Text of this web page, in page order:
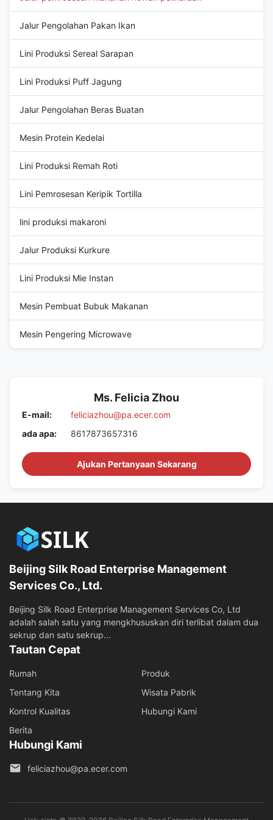
Jalur Pengolahan Pakan Ikan
Lini Produksi Sereal Sarapan
Lini Produksi Puff Jagung
Jalur Pengolahan Beras Buatan
Mesin Protein Kedelai
Lini Produksi Remah Roti
Lini Pemrosesan Keripik Tortilla
lini produksi makaroni
Jalur Produksi Kurkure
Lini Produksi Mie Instan
Mesin Pembuat Bubuk Makanan
Mesin Pengering Microwave
Ms. Felicia Zhou
E-mail:
feliciazhou@pa.ecer.com
ada apa:
8617873657316
Ajukan Pertanyaan Sekarang
Beijing Silk Road Enterprise Management
Services Co., Ltd.
Beijing Silk Road Enterprise Management Services Co, Ltd
adalah salah satu yang mengkhususkan diri terlibat dalam dua
sekrup dan satu sekrup...
Tautan Cepat
Rumah
Produk
Tentang Kita
Wisata Pabrik
Kontrol Kualitas
Hubungi Kami
Berita
Hubungi Kami
feliciazhou@pa.ecer.com